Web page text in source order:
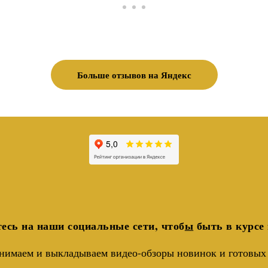
Больше отзывов на Яндекс
на наши социальные сети, чтобы быть в курсе
и выкладываем видео-обзоры новинок и готовых